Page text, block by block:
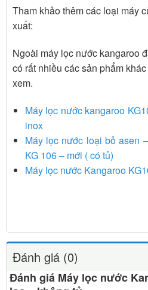
Tham khảo thêm các loại máy
xuất:
Ngoài máy lọc nước kangaroo
có rất nhiều các sản phẩm
xem.
Máy lọc nước kangaroo
inox
Máy lọc nước loại bỏ asen
KG 106 – mới ( có tủ)
Máy lọc nước Kangaroo
Đánh giá (0)
Đánh giá Máy lọc nước